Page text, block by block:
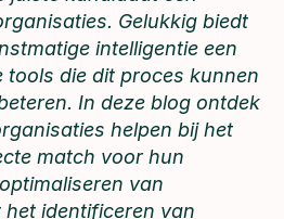
Gelukkig biedt
intelligentie een
die dit proces kunnen
In deze blog ontdek
helpen bij het
match voor hun
van
identificeren van